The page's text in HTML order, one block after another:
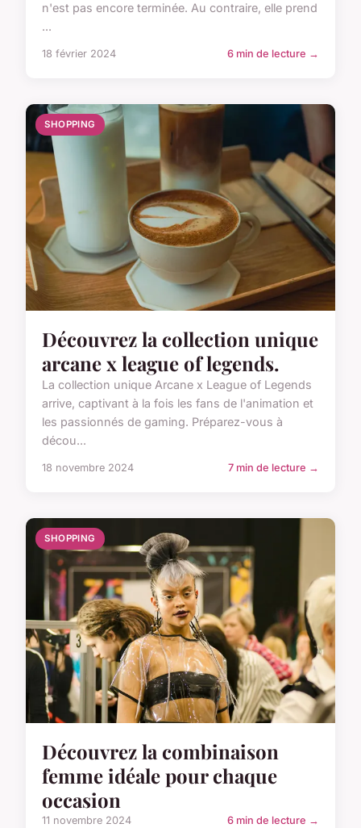
n'est pas encore terminée. Au contraire, elle prend
...
18 février 2024 6 min de lecture →
SHOPPING
Découvrez la collection unique
arcane x league of legends.
La collection unique Arcane x League of Legends
arrive, captivant à la fois les fans de l'animation et
les passionnés de gaming. Préparez-vous à
décou...
18 novembre 2024 7 min de lecture →
SHOPPING
Découvrez la combinaison
femme idéale pour chaque
occasion
11 novembre 2024 6 min de lecture →